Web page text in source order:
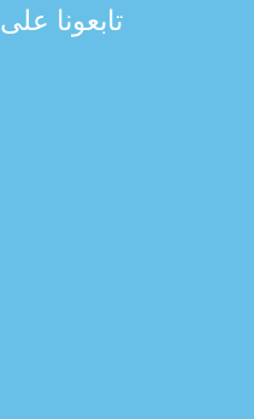
تابعونا على